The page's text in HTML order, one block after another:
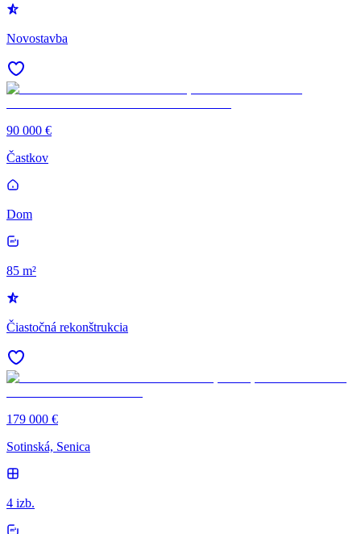
Novostavba
90 000 €
Častkov
Dom
85 m²
Čiastočná rekonštrukcia
179 000 €
Sotinská, Senica
4 izb.